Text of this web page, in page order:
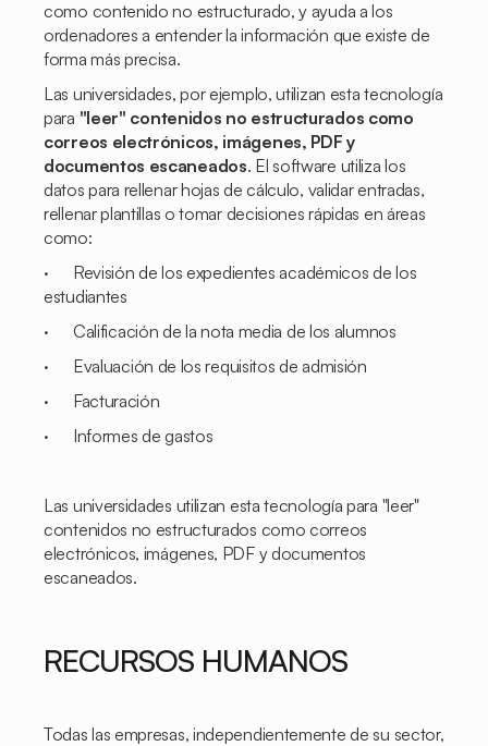
como contenido no estructurado, y ayuda a los
ordenadores a entender la información que existe de
forma más precisa.
Las universidades, por ejemplo, utilizan esta tecnología
para "leer" contenidos no estructurados como
correos electrónicos, imágenes, PDF y
documentos escaneados. El software utiliza los
datos para rellenar hojas de cálculo, validar entradas,
rellenar plantillas o tomar decisiones rápidas en áreas
como:
· Revisión de los expedientes académicos de los
estudiantes
· Calificación de la nota media de los alumnos
· Evaluación de los requisitos de admisión
· Facturación
· Informes de gastos
Las universidades utilizan esta tecnología para "leer"
contenidos no estructurados como correos
electrónicos, imágenes, PDF y documentos
escaneados.
RECURSOS HUMANOS
Todas las empresas, independientemente de su sector,